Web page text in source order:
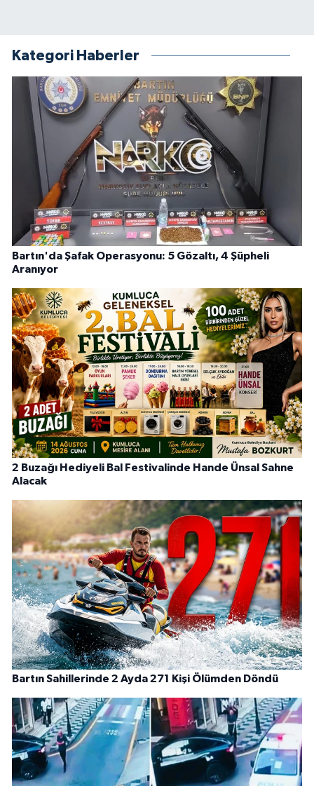
Kategori Haberler
Bartın'da Şafak Operasyonu: 5 Gözaltı, 4 Şüpheli
Aranıyor
2 Buzağı Hediyeli Bal Festivalinde Hande Ünsal Sahne
Alacak
Bartın Sahillerinde 2 Ayda 271 Kişi Ölümden Döndü